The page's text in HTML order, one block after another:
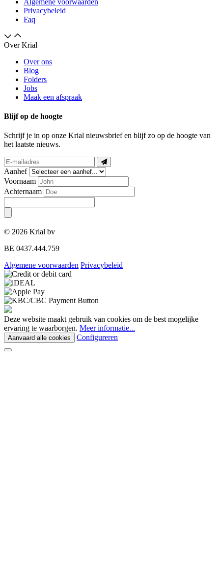
Privacybeleid
Faq
Over Krial
Over ons
Blog
Folders
Jobs
Maak een afspraak
Blijf op de hoogte
Schrijf je in op onze Krial nieuwsbrief en blijf zo op de hoogte van
het laatste nieuws.
Aanhef
Voornaam
Achternaam
© 2026 Krial bv
BE 0437.444.759
Algemene voorwaarden Privacybeleid
Deze website maakt gebruik van cookies om de best mogelijke
ervaring te waarborgen. Meer informatie...
Aanvaard alle cookies Configureren